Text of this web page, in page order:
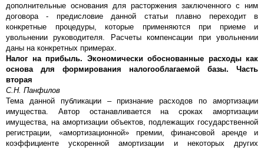
дополнительные основания для расторжения заключенного с ним
договора - предисловие данной статьи плавно переходит в
конкретные процедуры, которые применяются при приеме и
увольнении руководителя. Расчеты компенсации при увольнении
даны на конкретных примерах.
Налог на прибыль. Экономически обоснованные расходы как
основа для формирования налогооблагаемой базы. Часть
вторая
С.Н. Панфилов
Тема данной публикации – признание расходов по амортизации
имущества. Автор останавливается на сроках амортизации
имущества, на амортизации объектов, подлежащих государственной
регистрации, «амортизационной» премии, финансовой аренде и
коэффициенте ускоренной амортизации и некоторых других